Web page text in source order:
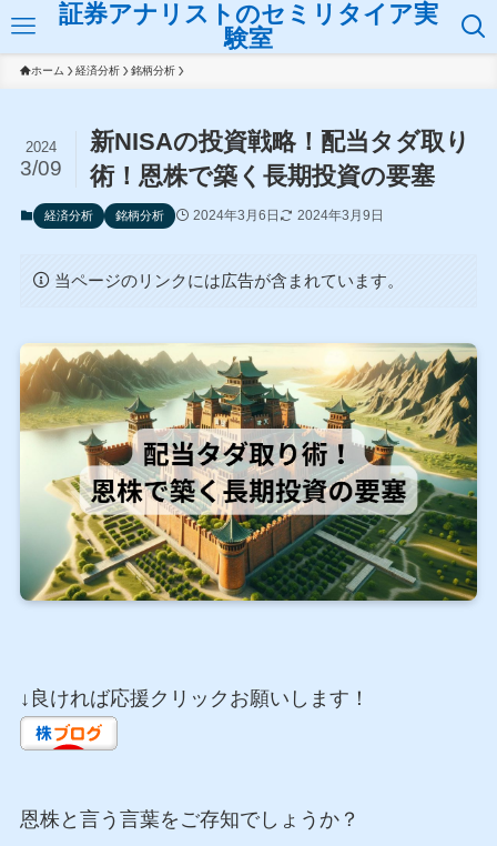
証券アナリストのセミリタイア実
験室
ホーム 経済分析 銘柄分析
新NISAの投資戦略！配当タダ取り
術！恩株で築く長期投資の要塞
2024
3/09
経済分析 銘柄分析 2024年3月6日 2024年3月9日
当ページのリンクには広告が含まれています。
↓良ければ応援クリックお願いします！
恩株と言う言葉をご存知でしょうか？